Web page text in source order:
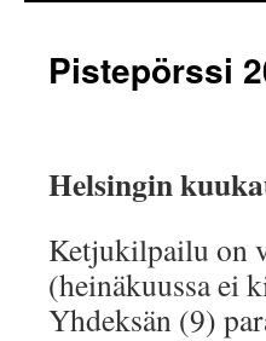
Pistepörssi
Helsingin
Ketjukilpailu on
(heinäkuussa ei
Yhdeksän (9)